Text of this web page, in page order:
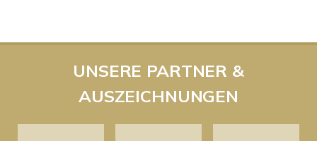
UNSERE PARTNER &
AUSZEICHNUNGEN